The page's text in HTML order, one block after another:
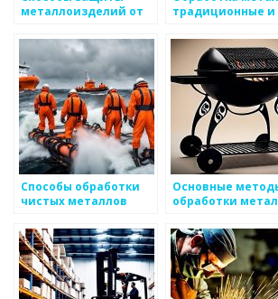
металлоизделий от
традиционные и
Способы обработки
чистых металлов
Основные
обработки